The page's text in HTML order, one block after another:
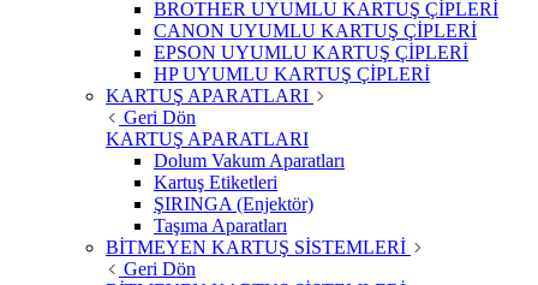
BROTHER UYUMLU KARTUŞ ÇİPLERİ
CANON UYUMLU KARTUŞ ÇİPLERİ
EPSON UYUMLU KARTUŞ ÇİPLERİ
HP UYUMLU KARTUŞ ÇİPLERİ
KARTUŞ APARATLARI
Geri Dön
KARTUŞ APARATLARI
Dolum Vakum Aparatları
Kartuş Etiketleri
ŞIRINGA (Enjektör)
Taşıma Aparatları
BİTMEYEN KARTUŞ SİSTEMLERİ
Geri Dön